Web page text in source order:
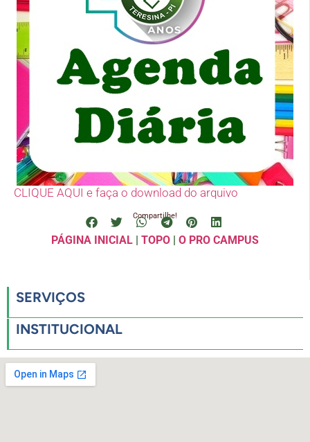
CLIQUE AQUI e faça o download do arquivo
Compartilhe!
PÁGINA INICIAL| TOPO| O PRO CAMPUS
SERVIÇOS
INSTITUCIONAL